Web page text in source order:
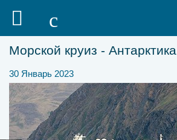
Морской круиз - Антарктика
30 Январь 2023